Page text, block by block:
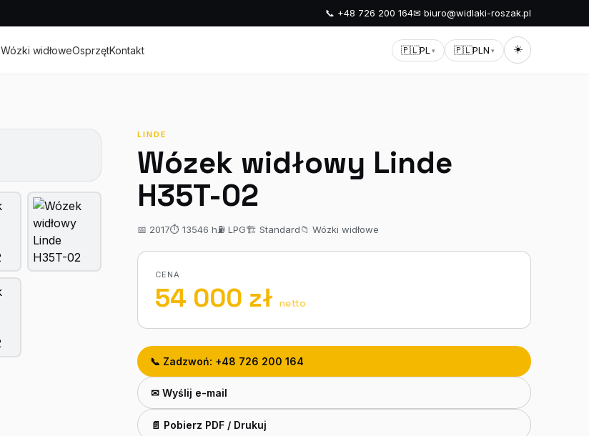
📞 +48 726 200 164✉ biuro@widlaki-roszak.pl
Wózki widłoweOsprzętKontakt 🇵🇱PL ▾ 🇵🇱PLN ▾ ☀️
LINDE
Wózek widłowy Linde
H35T-02
📅 2017⏱ 13546 h⛽ LPG🏗 Standard📁 Wózki widłowe
CENA
54 000 zł netto
📞 Zadzwoń: +48 726 200 164
✉ Wyślij e-mail
📄 Pobierz PDF / Drukuj